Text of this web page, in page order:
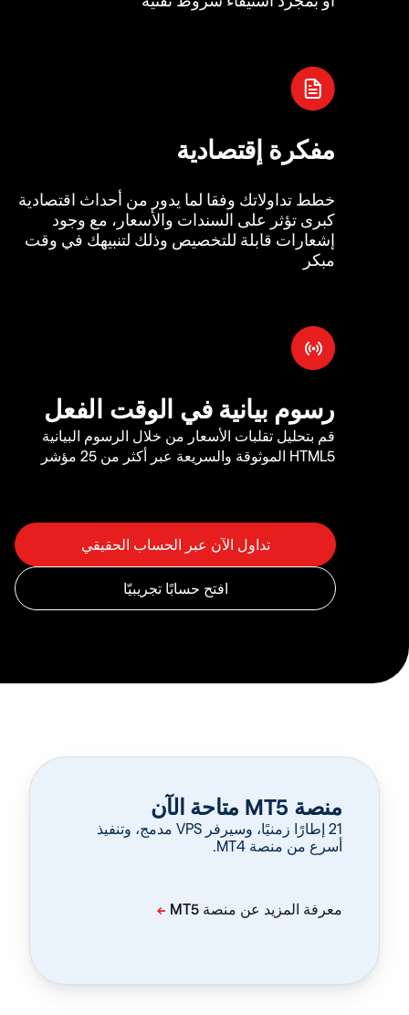
مفكرة إقتصادية
خطط تداولاتك وفقا لما يدور من أحداث اقتصادية
كبرى تؤثر على السندات والأسعار، مع وجود
إشعارات قابلة للتخصيص وذلك لتنبيهك في وقت
مبكر
رسوم بيانية في الوقت الفعل
قم بتحليل تقلبات الأسعار من خلال الرسوم البيانية
HTML5 الموثوقة والسريعة عبر أكثر من 25 مؤشر
منصة MT5 متاحة الآن
‏21 إطارًا زمنيًا، وسيرفر VPS مدمج، وتنفيذ
أسرع من منصة MT4.